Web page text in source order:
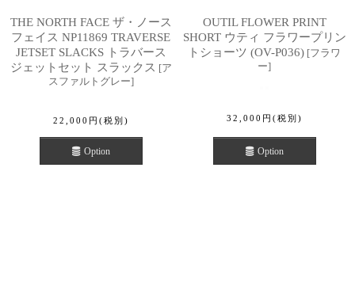
THE NORTH FACE ザ・ノース
フェイス NP11869 TRAVERSE
JETSET SLACKS トラバース
ジェットセット スラックス [ア
スファルトグレー]
22,000 円 (税別)
Option
OUTIL FLOWER PRINT
SHORT ウティ フラワープリン
トショーツ (OV-P036) [フラワ
ー]
32,000 円 (税別)
Option